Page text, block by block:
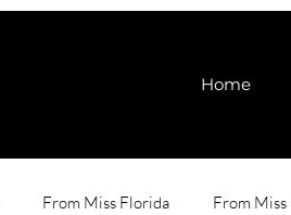
Home
From Miss Florida From